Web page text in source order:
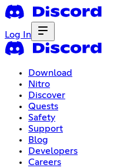
Log In
Download
Nitro
Discover
Quests
Safety
Support
Blog
Developers
Careers